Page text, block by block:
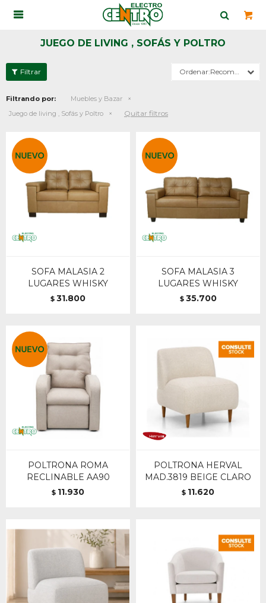

JUEGO DE LIVING , SOFÁS Y POLTRO
Recomendados
Filtrando por:
Muebles y Bazar
Juego de living , Sofás y Poltro
Quitar filtros
SOFA MALASIA 2
LUGARES WHISKY
$ 31.800
SOFA MALASIA 3
LUGARES WHISKY
$ 35.700
POLTRONA ROMA
RECLINABLE AA90
$ 11.930
POLTRONA HERVAL
MAD.3819 BEIGE CLARO
$ 11.620